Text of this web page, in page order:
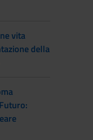
vita
della